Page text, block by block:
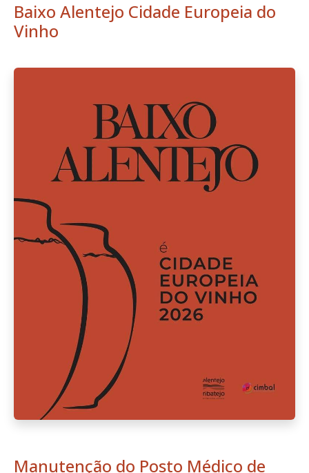
Baixo Alentejo Cidade Europeia do
Vinho
Manutenção do Posto Médico de